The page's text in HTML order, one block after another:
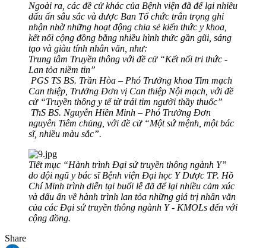
Ngoài ra, các đề cử khác của Bệnh viện đã để lại nhiều
dấu ấn sâu sắc và được Ban Tổ chức trân trọng ghi
nhận nhờ những hoạt động chia sẻ kiến thức y khoa,
kết nối cộng đồng bằng nhiều hình thức gần gũi, sáng
tạo và giàu tính nhân văn, như:
Trung tâm Truyền thông với đề cử “Kết nối tri thức -
Lan tỏa niềm tin”
PGS TS BS. Trần Hòa – Phó Trưởng khoa Tim mạch
Can thiệp, Trưởng Đơn vị Can thiệp Nội mạch, với đề
cử “Truyền thông y tế từ trái tim người thầy thuốc”
ThS BS. Nguyễn Hiền Minh – Phó Trưởng Đơn
nguyên Tiêm chủng, với đề cử “Một sứ mệnh, một bác
sĩ, nhiều màu sắc”.
Tiết mục “Hành trình Đại sứ truyền thông ngành Y”
do đội ngũ y bác sĩ Bệnh viện Đại học Y Dược TP. Hồ
Chí Minh trình diễn tại buổi lễ đã để lại nhiều cảm xúc
và dấu ấn về hành trình lan tỏa những giá trị nhân văn
của các Đại sứ truyền thông ngành Y - KMOLs đến với
cộng đồng.
Share